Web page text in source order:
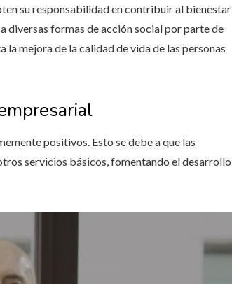
su responsabilidad en contribuir al bienestar
diversas formas de acción social por parte de
mejora de la calidad de vida de las personas
positivos. Esto se debe a que las
servicios básicos, fomentando el desarrollo